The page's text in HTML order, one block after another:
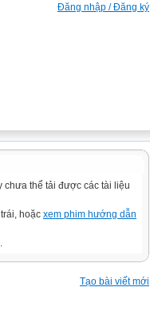
Đăng nhập / Đăng ký
chưa thể tải được các tài liệu
hoặc xem phim hướng dẫn
Tạo bài viết mới